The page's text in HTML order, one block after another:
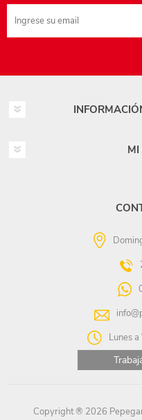
MI
Lunes
Copyright ® 2026